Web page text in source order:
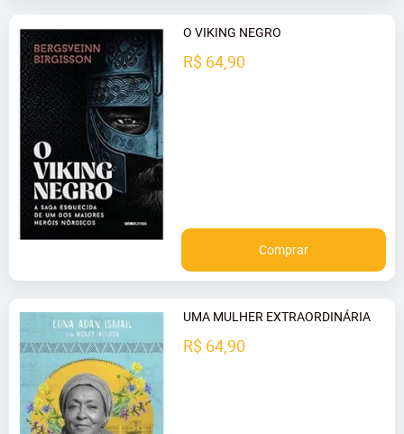
O VIKING NEGRO
R$ 64,90
Comprar
UMA MULHER EXTRAORDINÁRIA
R$ 64,90